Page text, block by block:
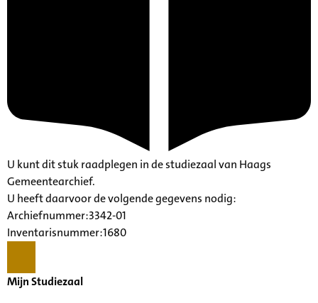
U kunt dit stuk raadplegen in de studiezaal van Haags
Gemeentearchief.
U heeft daarvoor de volgende gegevens nodig:
Archiefnummer:3342-01
Inventarisnummer:1680
Mijn Studiezaal